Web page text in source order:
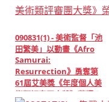
090831(1) - 美術監督「池
田繁美」以動畫《Afro
Samurai:
Resurrection》勇奪第
61屆艾美獎《年度個人美
術類評審團大獎》榮耀！